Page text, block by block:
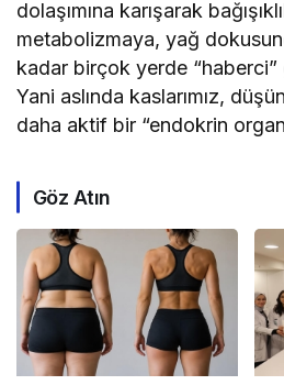
dolaşımına karışarak
metabolizmaya, yağ
kadar birçok yerde
Yani aslında kaslarımız,
daha aktif bir “endokrin
Göz Atın